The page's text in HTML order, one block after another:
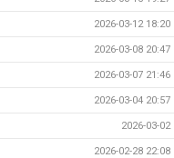
2026-03-12 18:20
2026-03-08 20:47
2026-03-07 21:46
2026-03-04 20:57
2026-03-02
2026-02-28 22:08